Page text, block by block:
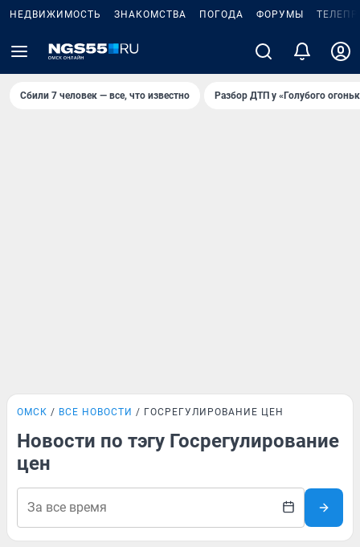
НЕДВИЖИМОСТЬ ЗНАКОМСТВА ПОГОДА ФОРУМЫ
Сбили 7 человек — все, что известно Разбор ДТП у «Голубого
ОМСК ВСЕ НОВОСТИ ГОСРЕГУЛИРОВАНИЕ ЦЕН
Новости по тэгу Госрегулирование
цен